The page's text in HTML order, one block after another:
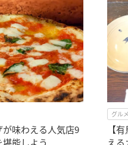
味わえる人気店9
能しよう
グルメ
【
え